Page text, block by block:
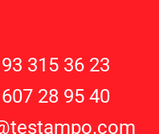
315 36 23
28 95 40